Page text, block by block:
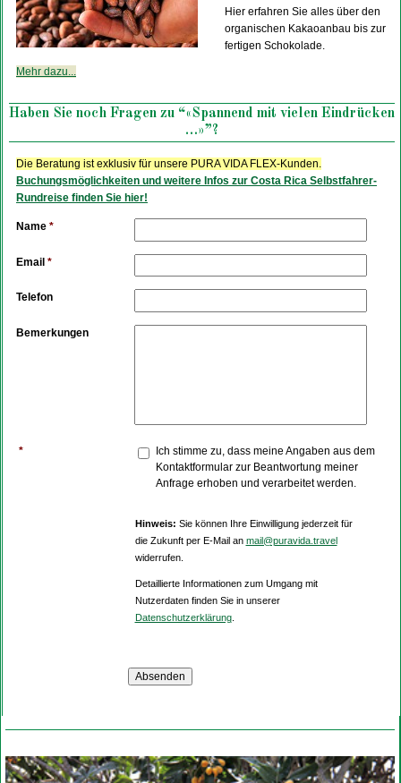
Hier erfahren Sie alles über den
organischen Kakaoanbau bis zur
fertigen Schokolade.
Mehr dazu...
Haben Sie noch Fragen zu “«Spannend mit vielen Eindrücken
…»”?
Die Beratung ist exklusiv für unsere PURA VIDA FLEX-Kunden.
Buchungsmöglichkeiten und weitere Infos zur Costa Rica Selbstfahrer-
Rundreise finden Sie hier!
Name *
Email *
Telefon
Bemerkungen
*
Ich stimme zu, dass meine Angaben aus dem
Kontaktformular zur Beantwortung meiner
Anfrage erhoben und verarbeitet werden.
Hinweis: Sie können Ihre Einwilligung jederzeit für
die Zukunft per E-Mail an mail@puravida.travel
widerrufen.
Detaillierte Informationen zum Umgang mit
Nutzerdaten finden Sie in unserer
Datenschutzerklärung.